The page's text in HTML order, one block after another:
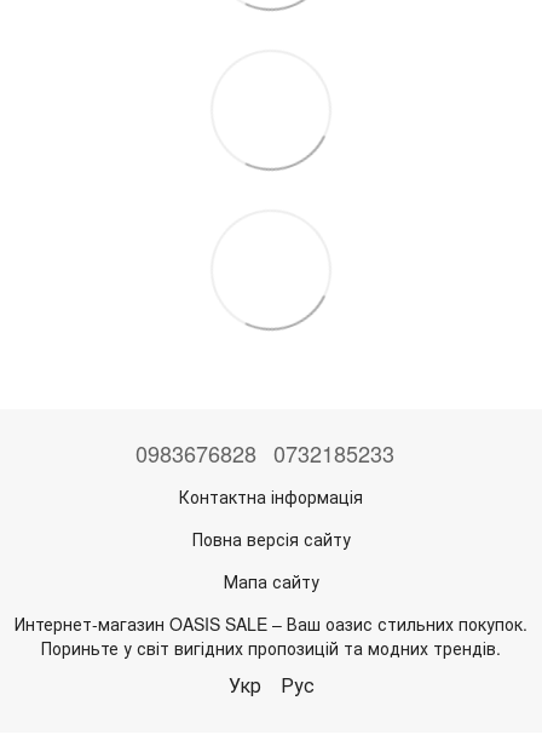
0983676828 0732185233
Контактна інформація
Повна версія сайту
Мапа сайту
Интернет-магазин OASIS SALE – Ваш оазис стильних покупок.
Пориньте у світ вигідних пропозицій та модних трендів.
Укр Рус